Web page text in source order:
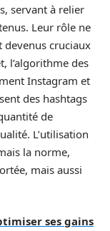
servant à relier
Leur rôle ne
devenus cruciaux
l’algorithme des
Instagram et
des hashtags
de
L’utilisation
la norme,
mais aussi
ses gains